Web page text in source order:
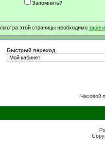
Запомнить?
этой страницы необходимо
Быстрый переход
Часовой